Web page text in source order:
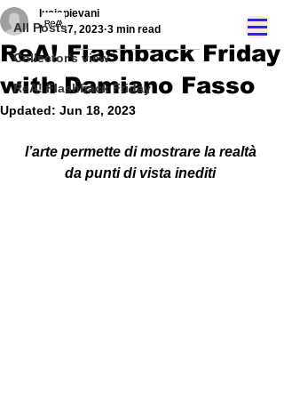
All Posts
Collector's view
ReA! Flashback Friday
ReA! Flashback Friday
with Damiano Fasso
luciapievani
Mar 17, 2023 3 min read
Updated: Jun 18, 2023
l’arte permette di mostrare la realtà
da punti di vista inediti